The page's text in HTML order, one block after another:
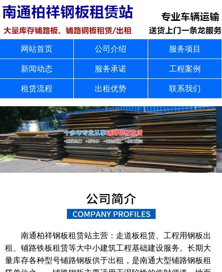
网站首页 公司介绍 服务项目
新闻动态 服务承诺 工程案例
租赁流程 出租优势 联系我们
南通柏祥钢板租赁站主营：走道板租赁、工程用钢板出
租、铺路铁板租赁等大中小建筑工程基础建设服务。长期大
量库存各种型号铺路钢板供于出租，是南通大型铺路钢板租